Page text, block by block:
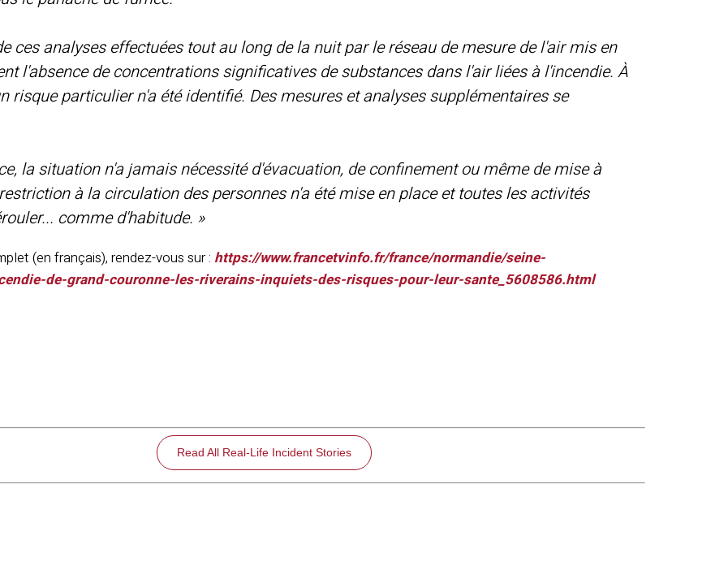
ces analyses effectuées tout au long de la nuit par le réseau de mesure de l'air mis en
l'absence de concentrations significatives de substances dans l'air liées à l'incendie. À
risque particulier n'a été identifié. Des mesures et analyses supplémentaires se
la situation n'a jamais nécessité d'évacuation, de confinement ou même de mise à
à la circulation des personnes n'a été mise en place et toutes les activités
comme d'habitude. »
(en français), rendez-vous sur : https://www.francetvinfo.fr/france/normandie/seine-
de-grand-couronne-les-riverains-inquiets-des-risques-pour-leur-sante_5608586.html
Read All Real-Life Incident Stories